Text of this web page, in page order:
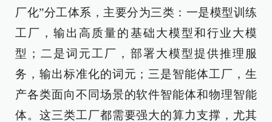
厂化”分工体系，主要分为三类：一是模型训练
工厂，输出高质量的基础大模型和行业大模
型；二是词元工厂，部署大模型提供推理服
务，输出标准化的词元；三是智能体工厂，生
产各类面向不同场景的软件智能体和物理智能
体。这三类工厂都需要强大的算力支撑，尤其